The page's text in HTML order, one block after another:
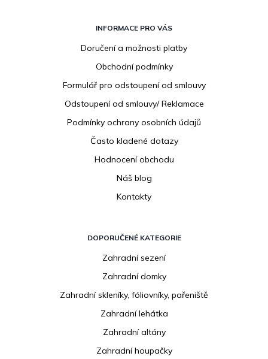
INFORMACE PRO VÁS
Doručení a možnosti platby
Obchodní podmínky
Formulář pro odstoupení od smlouvy
Odstoupení od smlouvy/ Reklamace
Podmínky ochrany osobních údajů
Často kladené dotazy
Hodnocení obchodu
Náš blog
Kontakty
DOPORUČENÉ KATEGORIE
Zahradní sezení
Zahradní domky
Zahradní skleníky, fóliovníky, pařeniště
Zahradní lehátka
Zahradní altány
Zahradní houpačky